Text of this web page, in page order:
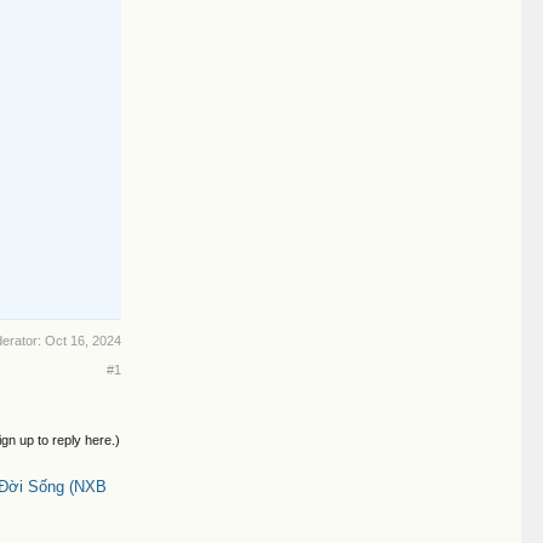
Oct 16, 2024
#1
up to reply here.)
Sống (NXB